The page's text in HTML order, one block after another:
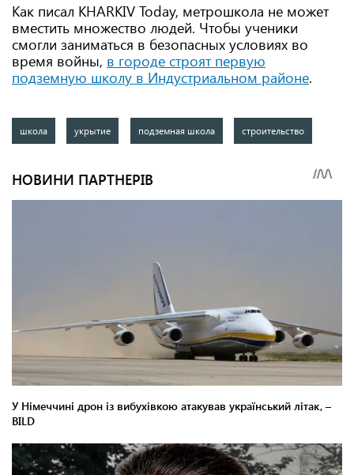
Как писал KHARKIV Today, метрошкола не может
вместить множество людей. Чтобы ученики
смогли заниматься в безопасных условиях во
время войны, в городе строят первую
подземную школу в Индустриальном районе.
школа укрытие подземная школа строительство